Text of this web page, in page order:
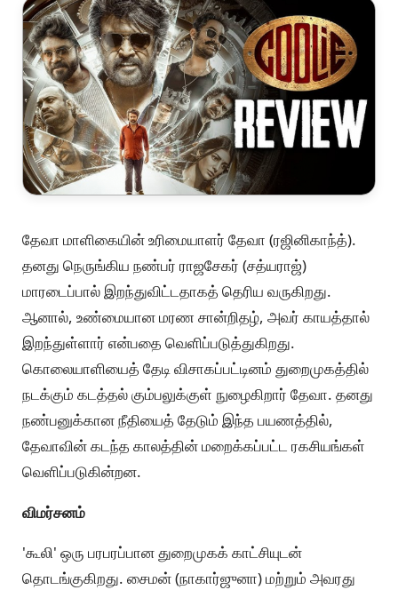
தேவா மாளிகையின் உரிமையாளர் தேவா (ரஜினிகாந்த்).
தனது நெருங்கிய நண்பர் ராஜசேகர் (சத்யராஜ்)
மாரடைப்பால் இறந்துவிட்டதாகத் தெரிய வருகிறது.
ஆனால், உண்மையான மரண சான்றிதழ், அவர் காயத்தால்
இறந்துள்ளார் என்பதை வெளிப்படுத்துகிறது.
கொலையாளியைத் தேடி விசாகப்பட்டினம் துறைமுகத்தில்
நடக்கும் கடத்தல் கும்பலுக்குள் நுழைகிறார் தேவா. தனது
நண்பனுக்கான நீதியைத் தேடும் இந்த பயணத்தில்,
தேவாவின் கடந்த காலத்தின் மறைக்கப்பட்ட ரகசியங்கள்
வெளிப்படுகின்றன.
விமர்சனம்
'கூலி' ஒரு பரபரப்பான துறைமுகக் காட்சியுடன்
தொடங்குகிறது. சைமன் (நாகார்ஜுனா) மற்றும் அவரது